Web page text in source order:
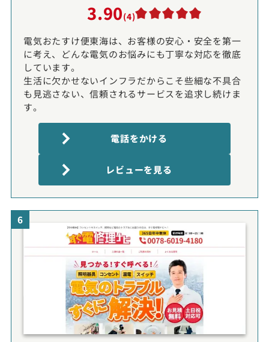
3.90(4)
電気おたすけ便東海は、お客様の安心・安全を第一
に考え、どんな電気のお悩みにも丁寧な対応を徹底
しています。
生活に欠かせないインフラだからこそ些細な不具合
も見逃さない、信頼されるサービスを追求し続けま
す。
電話をかける
レビューを見る
6